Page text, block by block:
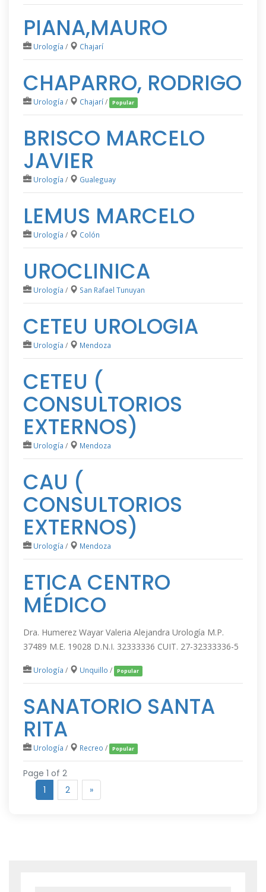
PIANA,MAURO
Urología / Chajarí
CHAPARRO, RODRIGO
Urología / Chajarí/ Popular
BRISCO MARCELO
JAVIER
Urología / Gualeguay
LEMUS MARCELO
Urología / Colón
UROCLINICA
Urología / San Rafael Tunuyan
CETEU UROLOGIA
Urología / Mendoza
CETEU (
CONSULTORIOS
EXTERNOS)
Urología / Mendoza
CAU (
CONSULTORIOS
EXTERNOS)
Urología / Mendoza
ETICA CENTRO
MÉDICO
Dra. Humerez Wayar Valeria Alejandra Urología M.P.
37489 M.E. 19028 D.N.I. 32333336 CUIT. 27-32333336-5
Urología / Unquillo / Popular
SANATORIO SANTA
RITA
Urología / Recreo / Popular
Page 1 of 2
1
2 »